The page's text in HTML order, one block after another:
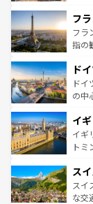
ませ
なお
しい
文化
れる
る。
の城
せる
フ
フラ
指の
で、
聖堂
から
いる
香り
らに
れる
を参
ド
ドイ
の中
顔を
ルリ
して
は、
ドイ
イ
イギ
トミ
リア
ティ
戦な
ス
スイ
な交